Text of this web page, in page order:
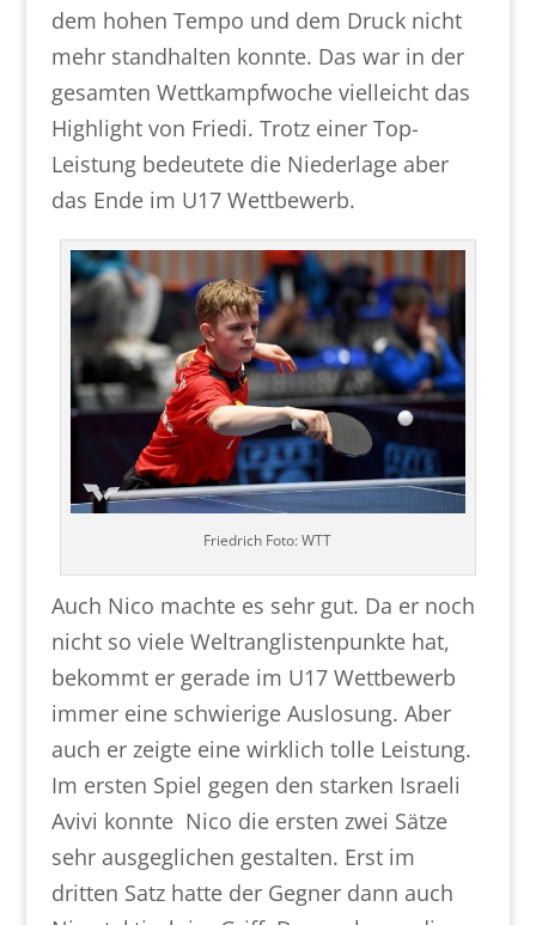
dem hohen Tempo und dem Druck nicht
mehr standhalten konnte. Das war in der
gesamten Wettkampfwoche vielleicht das
Highlight von Friedi. Trotz einer Top-
Leistung bedeutete die Niederlage aber
das Ende im U17 Wettbewerb.
Friedrich Foto: WTT
Auch Nico machte es sehr gut. Da er noch
nicht so viele Weltranglistenpunkte hat,
bekommt er gerade im U17 Wettbewerb
immer eine schwierige Auslosung. Aber
auch er zeigte eine wirklich tolle Leistung.
Im ersten Spiel gegen den starken Israeli
Avivi konnte Nico die ersten zwei Sätze
sehr ausgeglichen gestalten. Erst im
dritten Satz hatte der Gegner dann auch